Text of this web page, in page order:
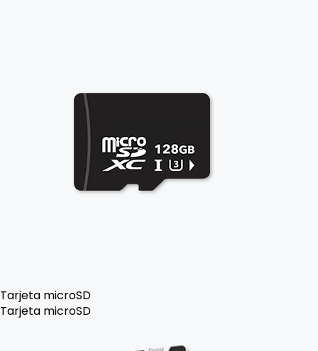
Tarjeta microSD
Tarjeta microSD